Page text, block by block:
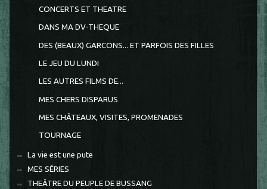
CONCERTS ET THEATRE
DANS MA DV-THEQUE
DES (BEAUX) GARCONS... ET PARFOIS DES FILLES
LE JEU DU LUNDI
LES AUTRES FILMS DE...
MES CHERS DISPARUS
MES CHÂTEAUX, VISITES, PROMENADES
TOURNAGE
La vie est une pute
MES SÉRIES
THEÂTRE DU PEUPLE DE BUSSANG